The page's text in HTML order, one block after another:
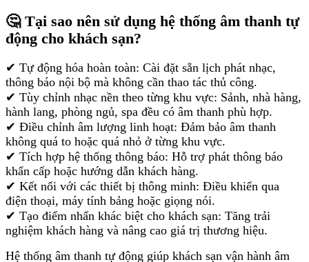
🤔 Tại sao nên sử dụng hệ thống âm thanh tự
động cho khách sạn?
✔ Tự động hóa hoàn toàn: Cài đặt sẵn lịch phát nhạc,
thông báo nội bộ mà không cần thao tác thủ công.
✔ Tùy chỉnh nhạc nền theo từng khu vực: Sảnh, nhà hàng,
hành lang, phòng ngủ, spa đều có âm thanh phù hợp.
✔ Điều chỉnh âm lượng linh hoạt: Đảm bảo âm thanh
không quá to hoặc quá nhỏ ở từng khu vực.
✔ Tích hợp hệ thống thông báo: Hỗ trợ phát thông báo
khẩn cấp hoặc hướng dẫn khách hàng.
✔ Kết nối với các thiết bị thông minh: Điều khiển qua
điện thoại, máy tính bảng hoặc giọng nói.
✔ Tạo điểm nhấn khác biệt cho khách sạn: Tăng trải
nghiệm khách hàng và nâng cao giá trị thương hiệu.
Hệ thống âm thanh tự động giúp khách sạn vận hành âm